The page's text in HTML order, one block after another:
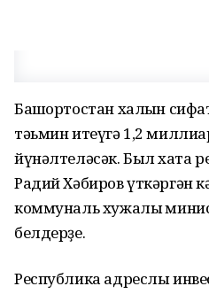
Башҡортостан халҡын
тәьмин итеүгә 1,2
йүнәлтеләсәк. Был хаҡта
Радий Хәбиров үткәргән
коммуналь хужалыҡ
белдерҙе.
Республика адреслы